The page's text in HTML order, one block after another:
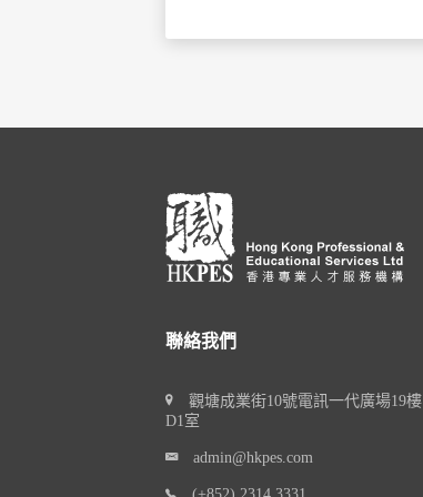
聯絡我們
觀塘成業街10號電訊一代廣場19樓
D1室
admin@hkpes.com